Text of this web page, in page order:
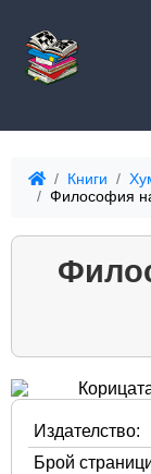
Книги
Философия
Издателство:
Брой